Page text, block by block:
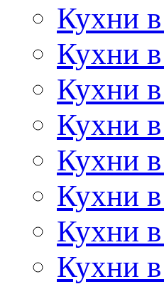
Кухни
Кухни
Кухни
Кухни в
Кухни
Кухни в
Кухни
Кухни